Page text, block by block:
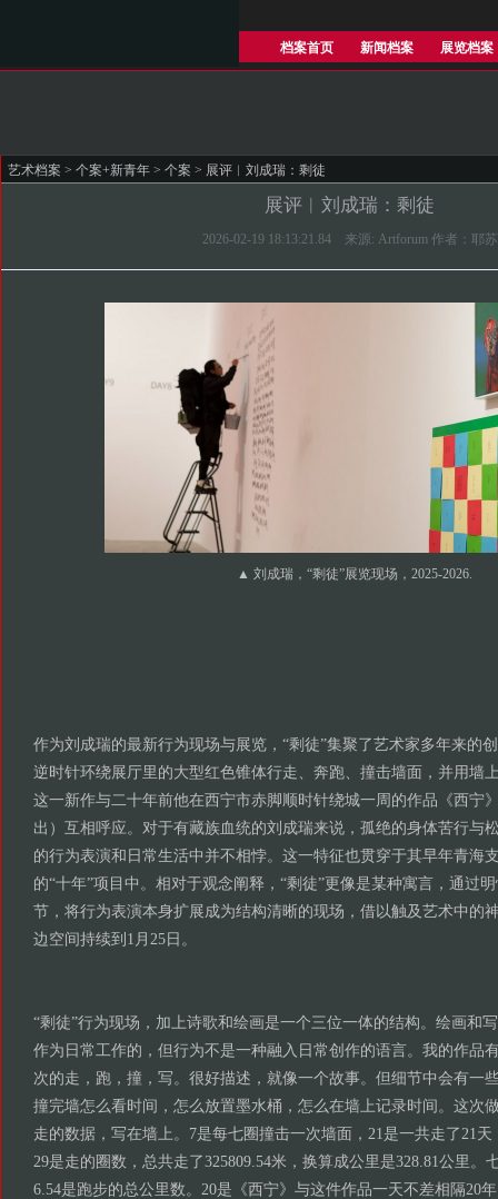
档案首页 新闻档案 展览档案
艺术档案 > 个案+新青年 > 个案 > 展评︱刘成瑞：剩徒
展评︱刘成瑞：剩徒
2026-02-19 18:13:21.84 来源: Artforum 作者：耶苏
▲ 刘成瑞，“剩徒”展览现场，2025-2026.
作为刘成瑞的最新行为现场与展览，“剩徒”集聚了艺术家多年来的
逆时针环绕展厅里的大型红色锥体行走、奔跑、撞击墙面，并用墙
这一新作与二十年前他在西宁市赤脚顺时针绕城一周的作品《西宁
出）互相呼应。对于有藏族血统的刘成瑞来说，孤绝的身体苦行与
的行为表演和日常生活中并不相悖。这一特征也贯穿于其早年青海
的“十年”项目中。相对于观念阐释，“剩徒”更像是某种寓言，通过
节，将行为表演本身扩展成为结构清晰的现场，借以触及艺术中的
边空间持续到1月25日。
“剩徒”行为现场，加上诗歌和绘画是一个三位一体的结构。绘画和
作为日常工作的，但行为不是一种融入日常创作的语言。我的作品
次的走，跑，撞，写。很好描述，就像一个故事。但细节中会有一
撞完墙怎么看时间，怎么放置墨水桶，怎么在墙上记录时间。这次
走的数据，写在墙上。7是每七圈撞击一次墙面，21是一共走了21天
29是走的圈数，总共走了325809.54米，换算成公里是328.81公里。
6.54是跑步的总公里数。20是《西宁》与这件作品一天不差相隔20